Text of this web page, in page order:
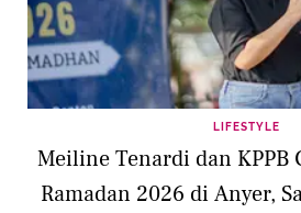
LIFESTYLE
Meiline Tenardi dan KPPB
Ramadan 2026 di Anyer,